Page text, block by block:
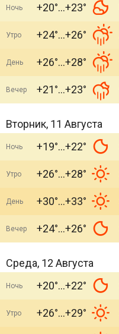
Ночь +20° +23°
Утро +24° +26°
День +26° +28°
Вечер +21° +23°
Вторник, 11 Августа
Ночь +19° +22°
Утро +26° +28°
День +30° +33°
Вечер +24° +26°
Среда, 12 Августа
Ночь +20° +22°
Утро +26° +29°